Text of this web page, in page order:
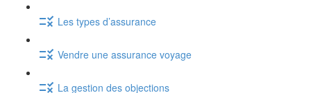
Les types d’assurance
Vendre une assurance voyage
La gestion des objections